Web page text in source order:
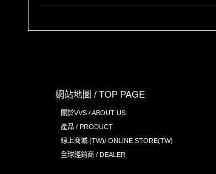
網站地圖 / TOP PAGE
關於VVS / ABOUT US
產品 / PRODUCT
線上商城 (TW)/ ONLINE STORE(TW)
全球經銷商 / DEALER